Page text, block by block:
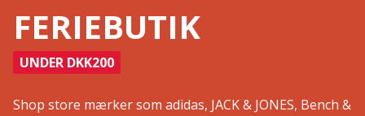
FERIEBUTIK
UNDER DKK200
Shop store mærker som adidas, JACK & JONES, Bench &